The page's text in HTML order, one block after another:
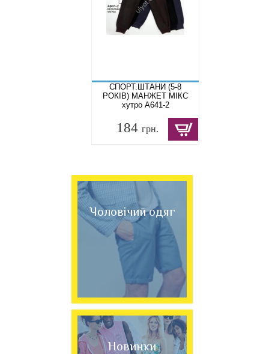
СПОРТ.ШТАНИ (5-8
РОКІВ) МАНЖЕТ МІКС
хутро A641-2
184 грн.
Чоловічий одяг
Новинки